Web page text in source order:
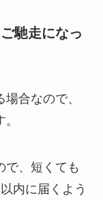
馳走になっ
合なので、
で、短くても
内に届くよう